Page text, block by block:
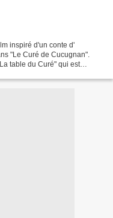
inspiré d'un conte d'
"Le Curé de Cucugnan".
table du Curé" qui est